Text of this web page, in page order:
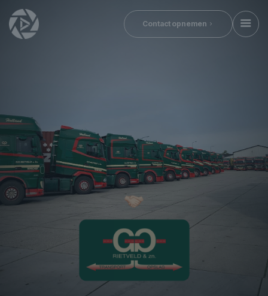
Contact opnemen